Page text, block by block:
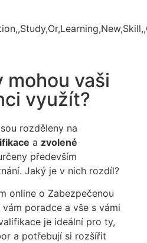
mohou vaši
využít?
rozděleny na
a zvolené
především
Jaký je v nich rozdíl?
online o Zabezpečenou
poradce a vše s vámi
je ideální pro ty,
a potřebují si rozšířit